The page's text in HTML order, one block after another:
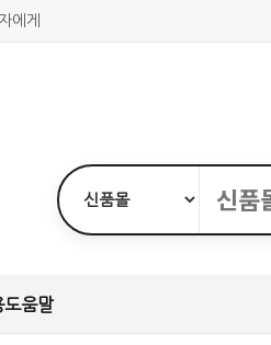
에게
도움말